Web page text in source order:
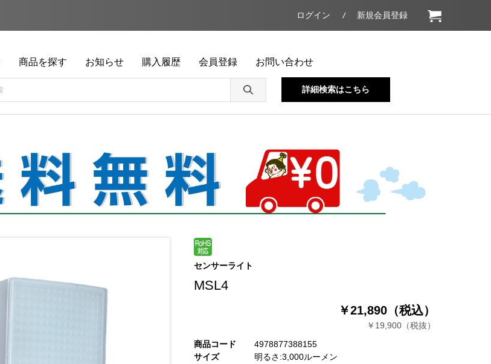
ログイン 新規会員登録
商品を探す お知らせ 購入履歴 会員登録 お問い合わせ
詳細検索はこちら
センサーライト
MSL4
￥21,890（税込）
￥19,900（税抜）
商品コード
4978877388155
サイズ
明るさ:3,000ルーメン